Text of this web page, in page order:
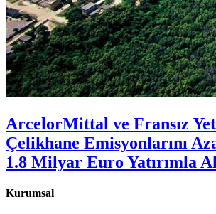
ArcelorMittal ve Fransız
Çelikhane Emisyonlarını
1.8 Milyar Euro Yatırımla
Kurumsal